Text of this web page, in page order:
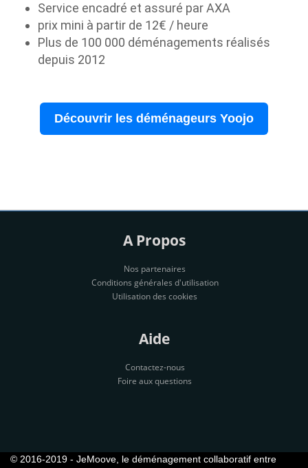
Service encadré et assuré par AXA
prix mini à partir de 12€ / heure
Plus de 100 000 déménagements réalisés
depuis 2012
Découvrir les déménageurs Yoojo
A Propos
Nos partenaires
Conditions générales d'utilisation
Utilisation des cookies
Aide
Contactez-nous
Foire aux questions
© 2016-2019 - JeMoove, le déménagement collaboratif entre